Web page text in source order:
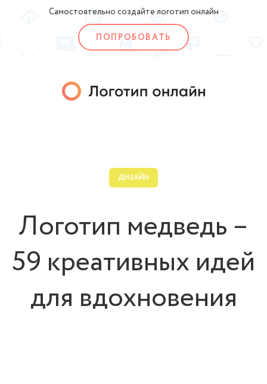
Самостоятельно создайте логотип онлайн
ПОПРОБОВАТЬ
ДИЗАЙН
Логотип медведь –
59 креативных идей
для вдохновения